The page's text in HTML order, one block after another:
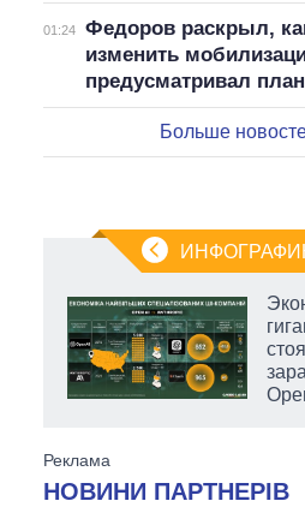
01:24
Федоров раскрыл,
изменить
предусматривал план
Больше